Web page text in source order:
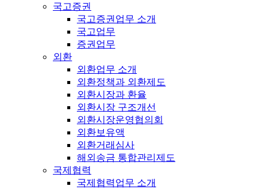
국고증권
국고증권업무 소개
국고업무
증권업무
외환
외환업무 소개
외환정책과 외환제도
외환시장과 환율
외환시장 구조개선
외환시장운영협의회
외환보유액
외환거래심사
해외송금 통합관리제도
국제협력
국제협력업무 소개